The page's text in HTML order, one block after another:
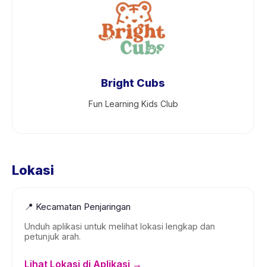
Bright Cubs
Fun Learning Kids Club
Lokasi
📍 Kecamatan Penjaringan
Unduh aplikasi untuk melihat lokasi lengkap dan
petunjuk arah.
Lihat Lokasi di Aplikasi →